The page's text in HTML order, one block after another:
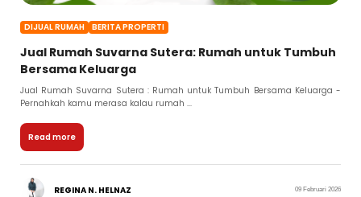
DIJUAL RUMAH BERITA PROPERTI
Jual Rumah Suvarna Sutera: Rumah untuk Tumbuh
Bersama Keluarga
Jual Rumah Suvarna Sutera : Rumah untuk Tumbuh Bersama Keluarga -
Pernahkah kamu merasa kalau rumah ...
Read more
REGINA N. HELNAZ 09 Februari 2026